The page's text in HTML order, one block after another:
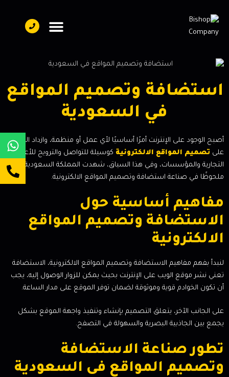
استضافة وتصميم المواقع
في السعودية
أصبح الوجود على الإنترنت أمرًا أساسيًا لأي عمل أو منظمة، وازداد الاعتماد
على تصميم المواقع الالكترونية كوسيلة للتواصل والترويج للأعمال
التجارية والمؤسسات، وفي هذا السياق، شهدت المملكة السعودية تطورًا
ملحوظًا في صناعة استضافة وتصميم المواقع الالكترونية.
مفاهيم أساسية حول
الاستضافة وتصميم المواقع
الالكترونية
لنبدأ بفهم مفاهيم الاستضافة وتصميم المواقع الالكترونية، الاستضافة
تعني نشر موقع الويب على الإنترنت بحيث يمكن للزوار الوصول إليه، يجب
أن تكون الخوادم قوية وموثوقة لضمان توفر الموقع على مدار الساعة.
على الجانب الآخر، يتعلق التصميم بإنشاء وتنفيذ واجهة الموقع بشكل
يجمع بين الجاذبية البصرية والسهولة في التصفح.
تطور صناعة الاستضافة
وتصميم المواقع فى السعودية